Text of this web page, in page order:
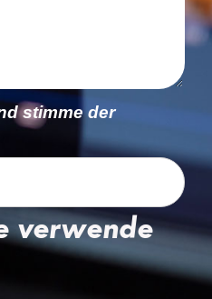
stimme der
verwende